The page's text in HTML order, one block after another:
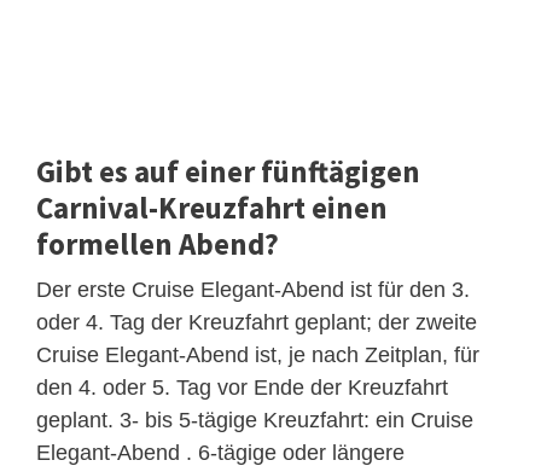
Gibt es auf einer fünftägigen
Carnival-Kreuzfahrt einen
formellen Abend?
Der erste Cruise Elegant-Abend ist für den 3.
oder 4. Tag der Kreuzfahrt geplant; der zweite
Cruise Elegant-Abend ist, je nach Zeitplan, für
den 4. oder 5. Tag vor Ende der Kreuzfahrt
geplant. 3- bis 5-tägige Kreuzfahrt: ein Cruise
Elegant-Abend . 6-tägige oder längere